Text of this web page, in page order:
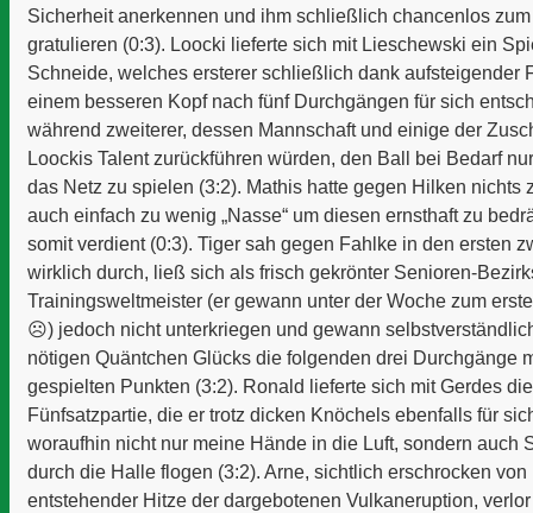
Sicherheit anerkennen und ihm schließlich chancenlos
gratulieren (0:3). Loocki lieferte sich mit Lieschewski ein
Schneide, welches ersterer schließlich dank aufsteigender
einem besseren Kopf nach fünf Durchgängen für sich
während zweiterer, dessen Mannschaft und einige der
Loockis Talent zurückführen würden, den Ball bei Bedarf
das Netz zu spielen (3:2). Mathis hatte gegen Hilken nichts
auch einfach zu wenig „Nasse“ um diesen ernsthaft zu
somit verdient (0:3). Tiger sah gegen Fahlke in den ersten
wirklich durch, ließ sich als frisch gekrönter Senioren-
Trainingsweltmeister (er gewann unter der Woche zum
☹️) jedoch nicht unterkriegen und gewann
nötigen Quäntchen Glücks die folgenden drei Durchgänge
gespielten Punkten (3:2). Ronald lieferte sich mit Gerdes
Fünfsatzpartie, die er trotz dicken Knöchels ebenfalls für
woraufhin nicht nur meine Hände in die Luft, sondern auch
durch die Halle flogen (3:2). Arne, sichtlich erschrocken von
entstehender Hitze der dargebotenen Vulkaneruption,